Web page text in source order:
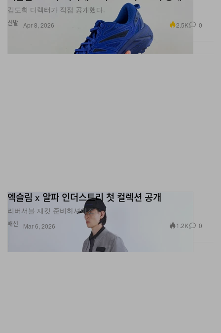
신발
김도희 디렉터가 직접 공개했다.
Apr 8, 2026 2.5K 0
패션
엑슬림 x 알파 인더스트리 첫 컬렉션 공개
리버서블 재킷 준비하셔야죠.
Mar 6, 2026 1.2K 0